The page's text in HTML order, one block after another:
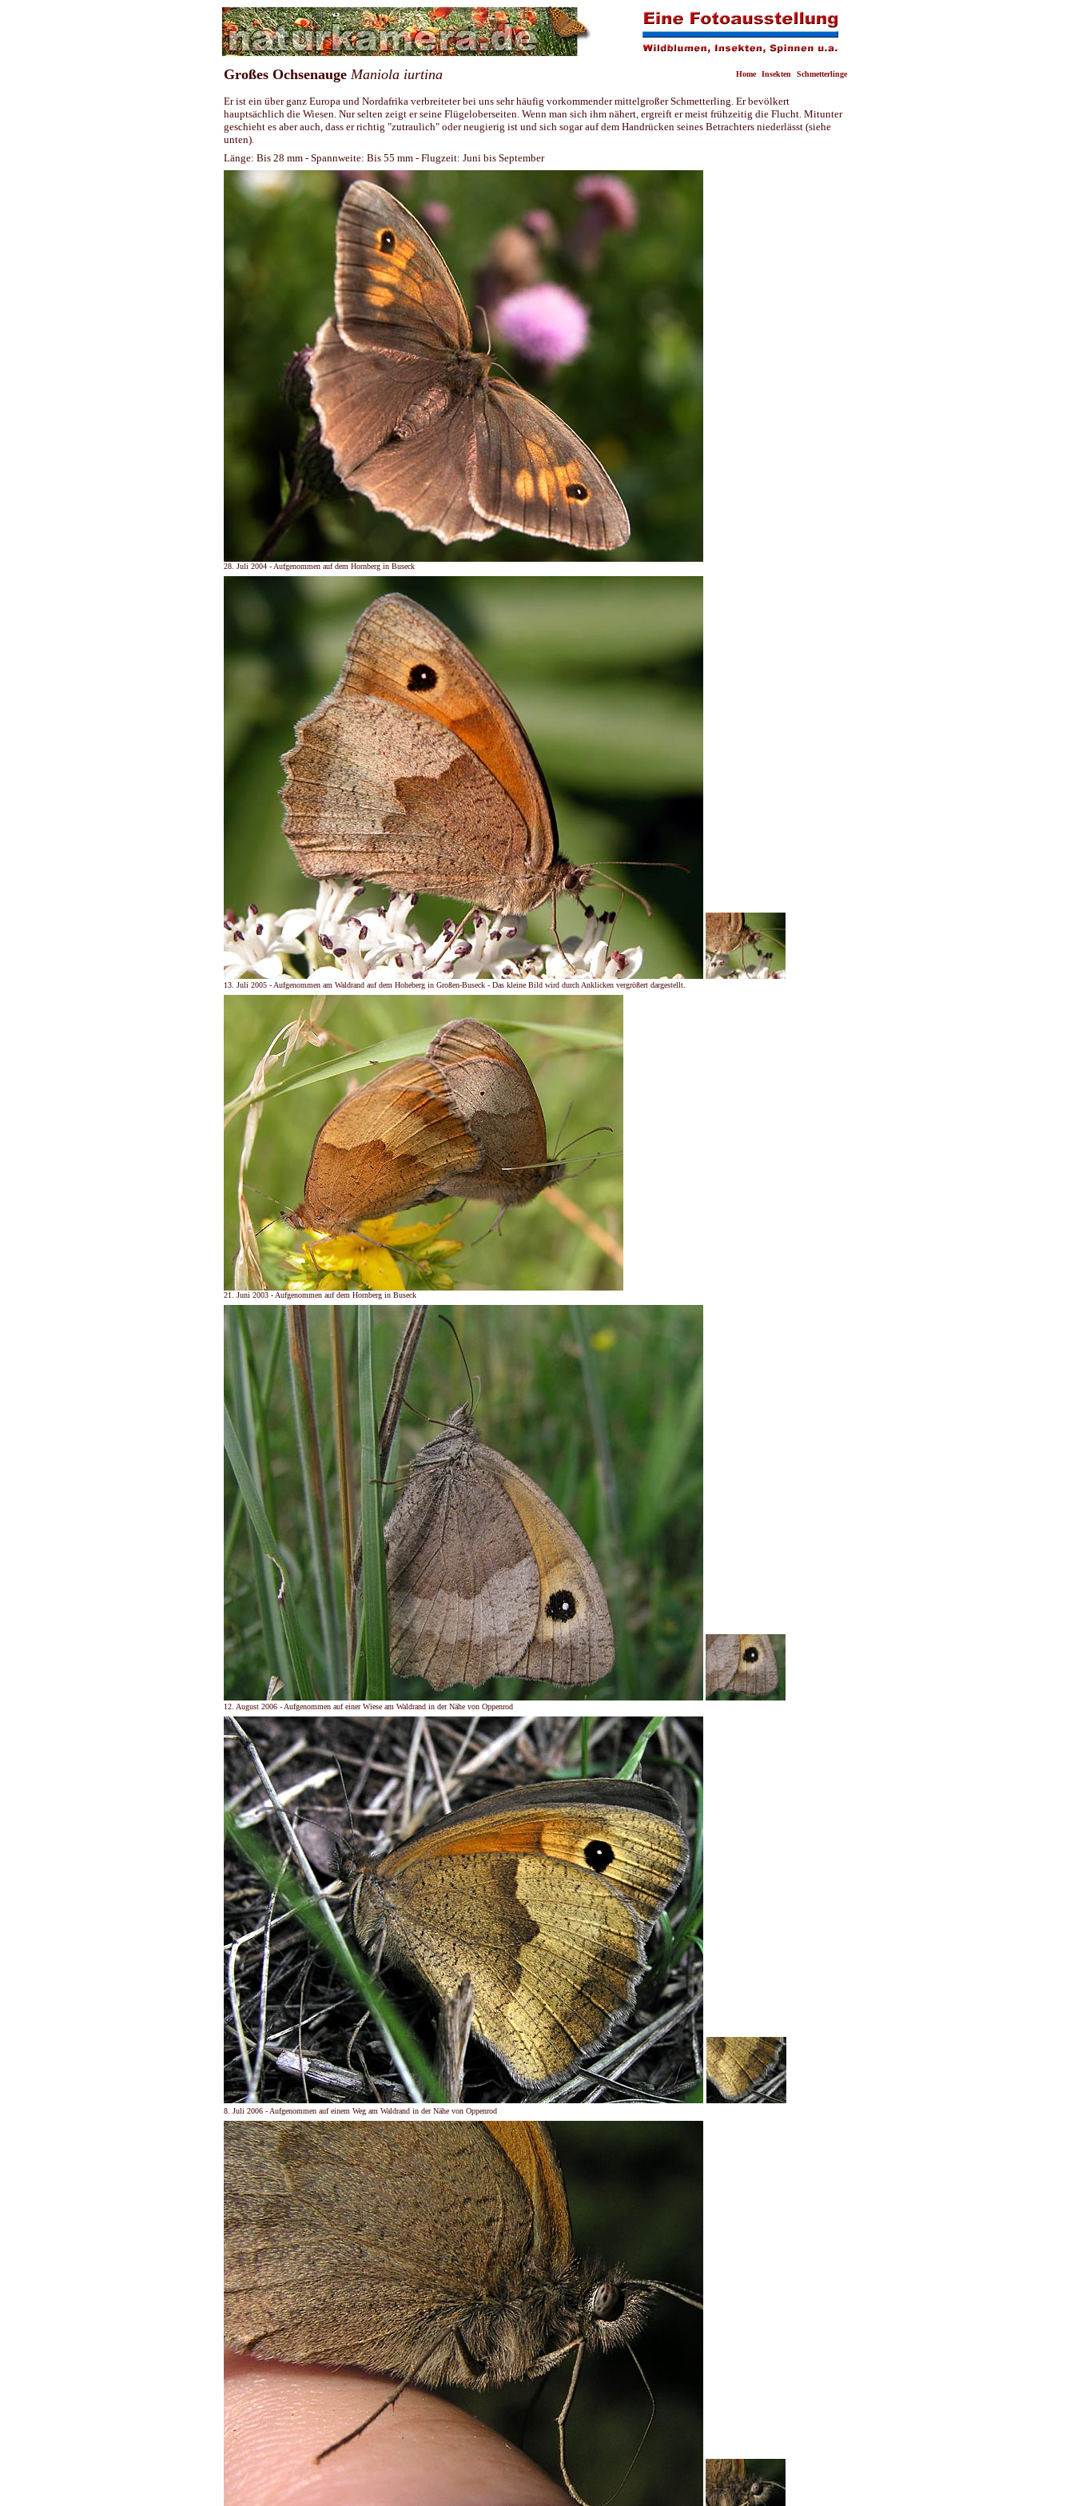
Großes Ochsenauge Maniola iurtina Home Insekten Schmetterlinge
Er ist ein über ganz Europa und Nordafrika verbreiteter bei uns sehr häufig vorkommender mittelgroßer Schmetterling. Er bevölkert
hauptsächlich die Wiesen. Nur selten zeigt er seine Flügeloberseiten. Wenn man sich ihm nähert, ergreift er meist frühzeitig die Flucht. Mitunter
geschieht es aber auch, dass er richtig "zutraulich" oder neugierig ist und sich sogar auf dem Handrücken seines Betrachters niederlässt (siehe
unten).
Länge: Bis 28 mm - Spannweite: Bis 55 mm - Flugzeit: Juni bis September
28. Juli 2004 - Aufgenommen auf dem Hornberg in Buseck
13. Juli 2005 - Aufgenommen am Waldrand auf dem Hoheberg in Großen-Buseck - Das kleine Bild wird durch Anklicken vergrößert dargestellt.
21. Juni 2003 - Aufgenommen auf dem Hornberg in Buseck
12. August 2006 - Aufgenommen auf einer Wiese am Waldrand in der Nähe von Oppenrod
8. Juli 2006 - Aufgenommen auf einem Weg am Waldrand in der Nähe von Oppenrod